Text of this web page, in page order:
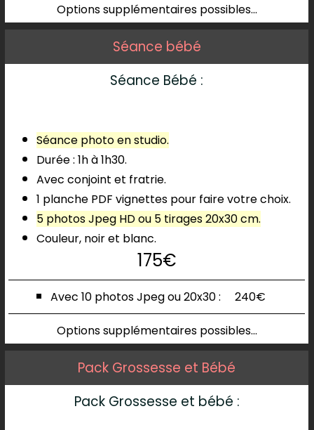
Options supplémentaires possibles...
Séance bébé
Séance Bébé :
Séance photo en studio.
Durée : 1h à 1h30.
Avec conjoint et fratrie.
1 planche PDF vignettes pour faire votre choix.
5 photos Jpeg HD ou 5 tirages 20x30 cm.
Couleur, noir et blanc.
175€
Avec 10 photosJpeg ou 20x30 : 240€
Options supplémentaires possibles...
Pack Grossesse et Bébé
Pack Grossesse et bébé :